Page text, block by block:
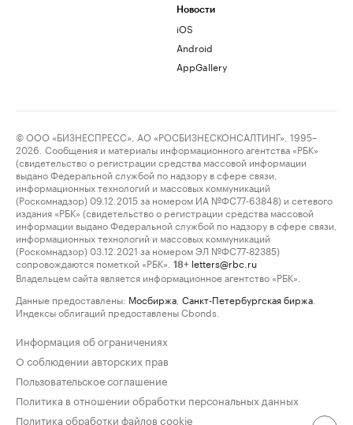
Новости
iOS
Android
AppGallery
© ООО «БИЗНЕСПРЕСС», АО «РОСБИЗНЕСКОНСАЛТИНГ», 1995–
2026. Сообщения и материалы информационного агентства «РБК»
(свидетельство о регистрации средства массовой информации
выдано Федеральной службой по надзору в сфере связи,
информационных технологий и массовых коммуникаций
(Роскомнадзор) 09.12.2015 за номером ИА №ФС77-63848) и сетевого
издания «РБК» (свидетельство о регистрации средства массовой
информации выдано Федеральной службой по надзору в сфере связи,
информационных технологий и массовых коммуникаций
(Роскомнадзор) 03.12.2021 за номером ЭЛ №ФС77-82385)
сопровождаются пометкой «РБК».
18+ letters@rbc.ru
Владельцем сайта является информационное агентство «РБК».
Данные предоставлены: Мосбиржа Санкт-Петербургская биржа
Индексы облигаций предоставлены Cbonds.
Информация об ограничениях
О соблюдении авторских прав
Пользовательское соглашение
Политика в отношении обработки персональных данных
Политика обработки файлов cookie